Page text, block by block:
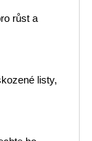
růst a
listy,